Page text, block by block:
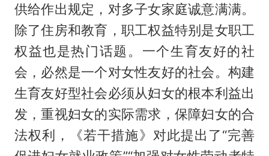
供给作出规定，对多子女家庭诚意满满。
除了住房和教育，职工权益特别是女职工
权益也是热门话题。一个生育友好的社
会，必然是一个对女性友好的社会。构建
生育友好型社会必须从妇女的根本利益出
发，重视妇女的实际需求，保障妇女的合
法权利，《若干措施》对此提出了“完善